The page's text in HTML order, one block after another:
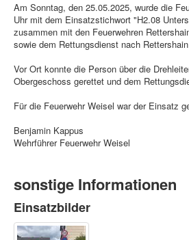
Am Sonntag, den 25.05.2025, wurde die
Uhr mit dem Einsatzstichwort "H2.08
zusammen mit den Feuerwehren
sowie dem Rettungsdienst nach
Vor Ort konnte die Person über die
Obergeschoss gerettet und dem
Für die Feuerwehr Weisel war der Einsatz
Benjamin Kappus
Wehrführer Feuerwehr Weisel
sonstige Informationen
Einsatzbilder